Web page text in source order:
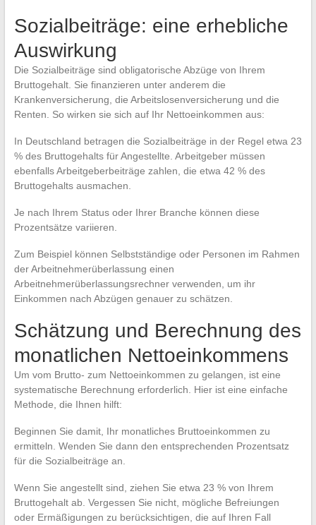
Sozialbeiträge: eine erhebliche
Auswirkung
Die Sozialbeiträge sind obligatorische Abzüge von Ihrem
Bruttogehalt. Sie finanzieren unter anderem die
Krankenversicherung, die Arbeitslosenversicherung und die
Renten. So wirken sie sich auf Ihr Nettoeinkommen aus:
In Deutschland betragen die Sozialbeiträge in der Regel etwa 23
% des Bruttogehalts für Angestellte. Arbeitgeber müssen
ebenfalls Arbeitgeberbeiträge zahlen, die etwa 42 % des
Bruttogehalts ausmachen.
Je nach Ihrem Status oder Ihrer Branche können diese
Prozentsätze variieren.
Zum Beispiel können Selbstständige oder Personen im Rahmen
der Arbeitnehmerüberlassung einen
Arbeitnehmerüberlassungsrechner verwenden, um ihr
Einkommen nach Abzügen genauer zu schätzen.
Schätzung und Berechnung des
monatlichen Nettoeinkommens
Um vom Brutto- zum Nettoeinkommen zu gelangen, ist eine
systematische Berechnung erforderlich. Hier ist eine einfache
Methode, die Ihnen hilft:
Beginnen Sie damit, Ihr monatliches Bruttoeinkommen zu
ermitteln. Wenden Sie dann den entsprechenden Prozentsatz
für die Sozialbeiträge an.
Wenn Sie angestellt sind, ziehen Sie etwa 23 % von Ihrem
Bruttogehalt ab. Vergessen Sie nicht, mögliche Befreiungen
oder Ermäßigungen zu berücksichtigen, die auf Ihren Fall